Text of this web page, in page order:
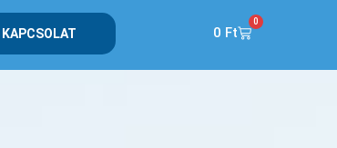
KAPCSOLAT 0 Ft
0